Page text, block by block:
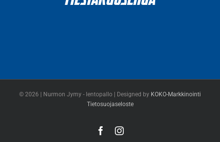
© 2026 | Nurmon Jymy - lentopallo | Designed by KOKO-Markkinointi
Tietosuojaseloste
FacebookInstagram